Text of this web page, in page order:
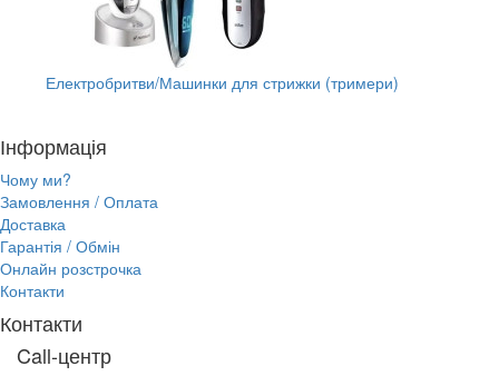
Електробритви/Машинки для стрижки (тримери)
Інформація
Чому ми?
Замовлення / Оплата
Доставка
Гарантія / Обмін
Онлайн розстрочка
Контакти
Контакти
Call-центр